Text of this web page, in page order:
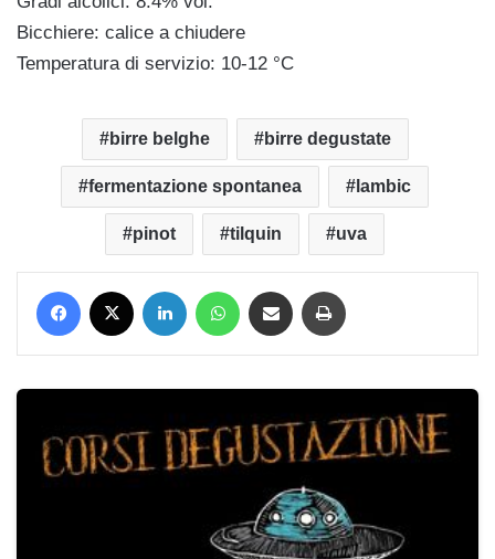
Bicchiere: calice a chiudere
Temperatura di servizio: 10-12 °C
birre belghe birre degustate
fermentazione spontanea lambic
pinot tilquin uva
Facebook LinkedIn WhatsApp Condividi via mail